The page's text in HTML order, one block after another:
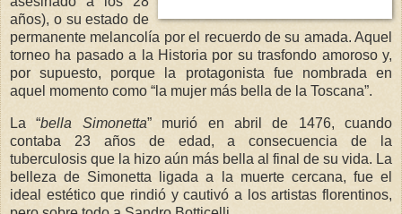
años), o su estado de
permanente melancolía por el recuerdo de su amada. Aquel
torneo ha pasado a la Historia por su trasfondo amoroso y,
por supuesto, porque la protagonista fue nombrada en
aquel momento como “la mujer más bella de la Toscana”.
La “bella Simonetta” murió en abril de 1476, cuando
contaba 23 años de edad, a consecuencia de la
tuberculosis que la hizo aún más bella al final de su vida. La
belleza de Simonetta ligada a la muerte cercana, fue el
ideal estético que rindió y cautivó a los artistas florentinos,